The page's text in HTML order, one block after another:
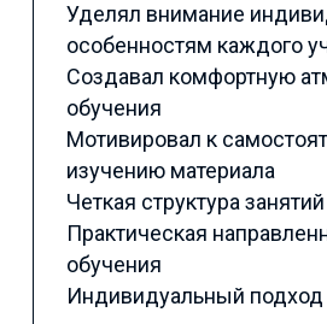
Уделял внимание
особенностям каждого
Создавал комфортную
обучения
Мотивировал к
изучению материала
Четкая структура занятий
Практическая
обучения
Индивидуальный подход